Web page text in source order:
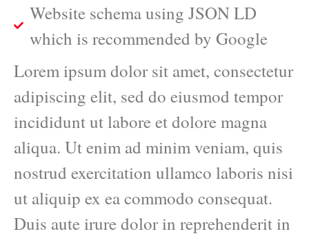
Website schema using JSON LD
which is recommended by Google
Lorem ipsum dolor sit amet, consectetur
adipiscing elit, sed do eiusmod tempor
incididunt ut labore et dolore magna
aliqua. Ut enim ad minim veniam, quis
nostrud exercitation ullamco laboris nisi
ut aliquip ex ea commodo consequat.
Duis aute irure dolor in reprehenderit in